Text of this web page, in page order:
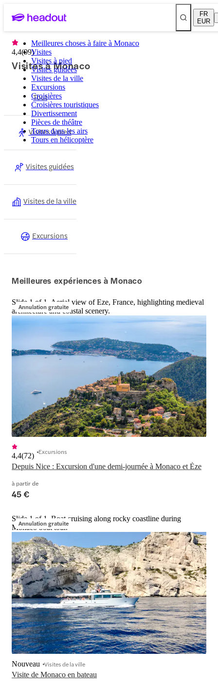
FR
EUR
Meilleures choses à faire à Monaco
Visites
Visites à pied
Visites guidées
Visites de la ville
Excursions
Croisières
Croisières touristiques
Divertissement
Pièces de théâtre
Tours dans les airs
Tours en hélicoptère
4,4(99)
Visites à Monaco
Tout
Visites à pied
Visites guidées
Visites de la ville
Excursions
Meilleures expériences à Monaco
Annulation gratuite
Slide 1 of 1, Aerial view of Eze, France, highlighting medieval
architecture and coastal scenery.
Depuis Nice : Excursion d'une demi-journée à Monaco et Èze
4,4(72) Excursions
à partir de
45 €
Annulation gratuite
Slide 1 of 1, Boat cruising along rocky coastline during
Monaco boat tour.
Visite de Monaco en bateau
Nouveau Visites de la ville